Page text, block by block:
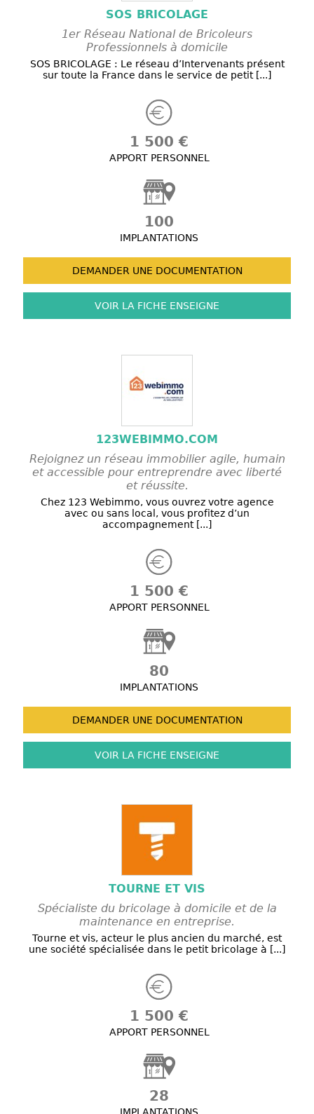
SOS BRICOLAGE
1er Réseau National de Bricoleurs
Professionnels à domicile
SOS BRICOLAGE : Le réseau d’Intervenants présent
sur toute la France dans le service de petit [...]
1 500 €
APPORT PERSONNEL
100
IMPLANTATIONS
DEMANDER UNE DOCUMENTATION
VOIR LA FICHE ENSEIGNE
123WEBIMMO.COM
Rejoignez un réseau immobilier agile, humain
et accessible pour entreprendre avec liberté
et réussite.
Chez 123 Webimmo, vous ouvrez votre agence
avec ou sans local, vous profitez d’un
accompagnement [...]
1 500 €
APPORT PERSONNEL
80
IMPLANTATIONS
DEMANDER UNE DOCUMENTATION
VOIR LA FICHE ENSEIGNE
TOURNE ET VIS
Spécialiste du bricolage à domicile et de la
maintenance en entreprise.
Tourne et vis, acteur le plus ancien du marché, est
une société spécialisée dans le petit bricolage à [...]
1 500 €
APPORT PERSONNEL
28